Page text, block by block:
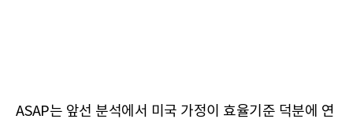
ASAP는 앞선 분석에서 미국 가정이 효율기준 덕분에 연